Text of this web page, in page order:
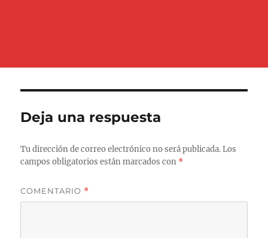
Deja una respuesta
Tu dirección de correo electrónico no será publicada. Los
campos obligatorios están marcados con *
COMENTARIO *